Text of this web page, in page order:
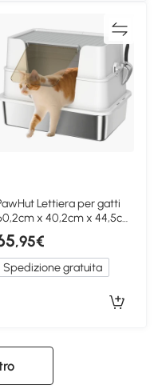
Lettiera per gatti
x 40,2cm x 44,5cm
Grigio Chiaro
,95€
Spedizione gratuita